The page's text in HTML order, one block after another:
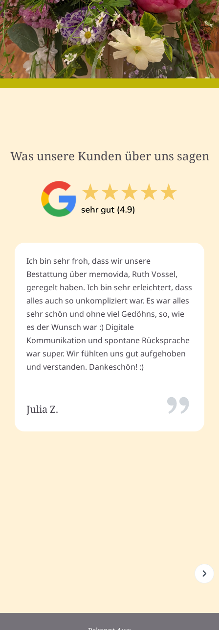
Was unsere Kunden über uns sagen
Ich bin sehr froh, dass wir unsere
Bestattung über memovida, Ruth Vossel,
geregelt haben. Ich bin sehr erleichtert, dass
alles auch so unkompliziert war. Es war alles
sehr schön und ohne viel Gedöhns, so, wie
es der Wunsch war :) Digitale
Kommunikation und spontane Rücksprache
war super. Wir fühlten uns gut aufgehoben
und verstanden. Dankeschön! :)
Julia Z.